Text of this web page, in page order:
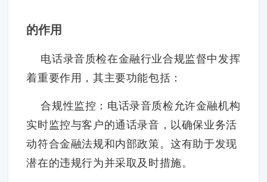
的作用
电话录音质检在金融行业合规监督中发挥
着重要作用，其主要功能包括：
合规性监控：电话录音质检允许金融机构
实时监控与客户的通话录音，以确保业务活
动符合金融法规和内部政策。这有助于发现
潜在的违规行为并采取及时措施。